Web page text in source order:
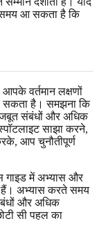
समय आ सकता है कि
वर्तमान लक्षणों
सकता है। समझना कि
संबंधों और अधिक
साझा करने,
आप चुनौतीपूर्ण
गाइड में अभ्यास और
हैं। अभ्यास करते समय
और अधिक
सी पहल का